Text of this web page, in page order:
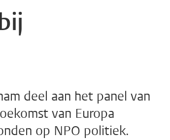
deel aan het panel van
van Europa
op NPO politiek.